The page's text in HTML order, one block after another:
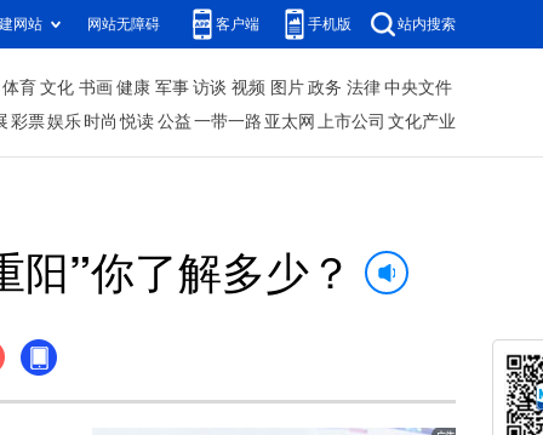
网站 网站无障碍 客户端 手机版 站内搜索
体育 文化 书画 健康 军事 访谈 视频 图片 政务 法律 中央文件
彩票娱乐 时尚 悦读 公益 一带一路 亚太网 上市公司 文化产业
阳”你了解多少？